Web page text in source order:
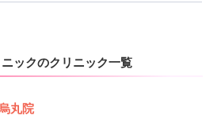
ックのクリニック一覧
丸院